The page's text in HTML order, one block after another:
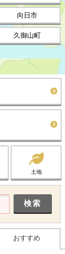
向日市
久御山町
土地
おすすめ